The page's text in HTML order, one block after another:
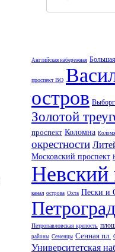
Английская набережная
проспект ВО
остров
Золотой
проспект Коломна
окрестности
Московский проспект
Невский
канал острова Охта Пески и
Петропавловская крепость
районы Семенцы Сенная пл.
Университетская